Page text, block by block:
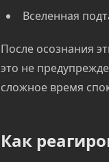
Вселенная
После осознания
это не
сложное время
Как